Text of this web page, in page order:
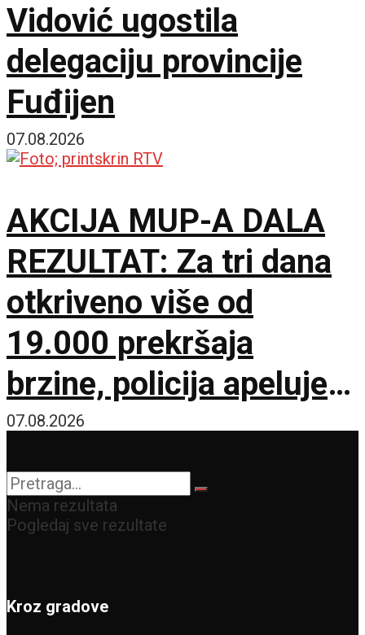
Vidović ugostila
delegaciju provincije
Fuđijen
07.08.2026
AKCIJA MUP-A DALA
REZULTAT: Za tri dana
otkriveno više od
19.000 prekršaja
brzine, policija apeluje
na vozače pred burni
vikend
07.08.2026
Nema rezultata
Pogledaj sve rezultate
Kroz gradove